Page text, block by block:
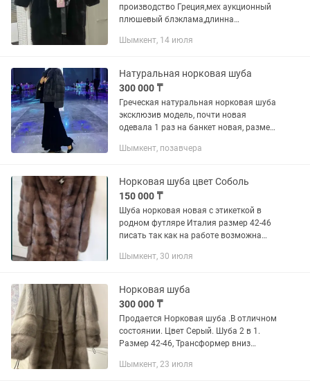
производство Греция,мех аукционный
плюшевый блэклама,длинна
рукавами,можно рукава подвернуть
бриллиант.Ремень из...
Шымкент, 14 июля
Натуральная норковая шуба
300 000 ₸
Греческая натуральная норковая шуба
эксклюзив модель, почти новая
одевала 1 раз на банкет новая, размер
тг
Шымкент, позавчера
Норковая шуба цвет Соболь
150 000 ₸
Шуба норковая новая с этикеткой в
родном футляре Италия размер 42-46
писать так как на работе возможна
Шымкент, 30 июля
Норковая шуба
300 000 ₸
Продается Норковая шуба .В отличном
состоянии. Цвет Серый. Шуба 2 в 1.
Размер 42-46, Трансформер вниз
женская. Покупала за 460.000 в 2024
Шымкент, 23 июля